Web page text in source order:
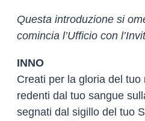
Questa introduzione si
comincia l’Ufficio con
INNO
Creati per la gloria del tuo
redenti dal tuo sangue
segnati dal sigillo del tuo